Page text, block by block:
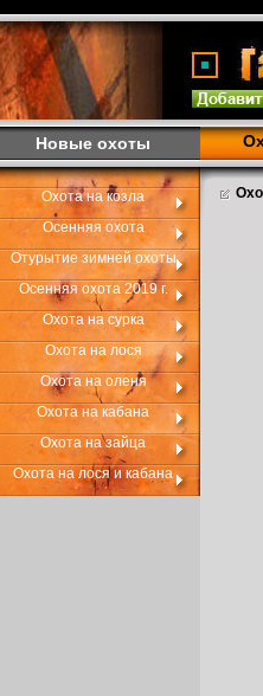
Новые охоты
Охота на козла
Осенняя охота
Отурытие зимней охоты
Осенняя охота 2019 г.
Охота на сурка
Охота на лося
Охота на оленя
Охота на кабана
Охота на зайца
Охота на лося и кабана